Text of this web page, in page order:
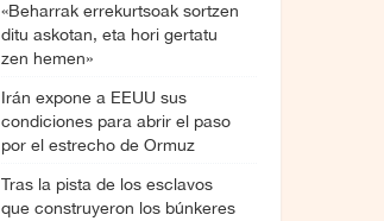
«Beharrak errekurtsoak sortzen
ditu askotan, eta hori gertatu
zen hemen»
Irán expone a EEUU sus
condiciones para abrir el paso
por el estrecho de Ormuz
Tras la pista de los esclavos
que construyeron los búnkeres